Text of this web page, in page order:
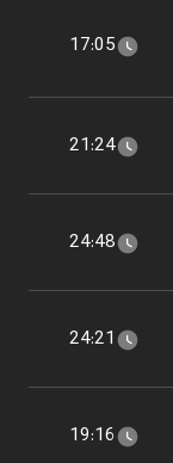
17:05
21:24
24:48
24:21
19:16